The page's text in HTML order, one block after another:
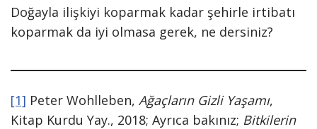
Doğayla ilişkiyi koparmak kadar şehirle irtibatı
koparmak da iyi olmasa gerek, ne dersiniz?
[1] Peter Wohlleben, Ağaçların Gizli Yaşamı,
Kitap Kurdu Yay., 2018; Ayrıca bakınız; Bitkilerin